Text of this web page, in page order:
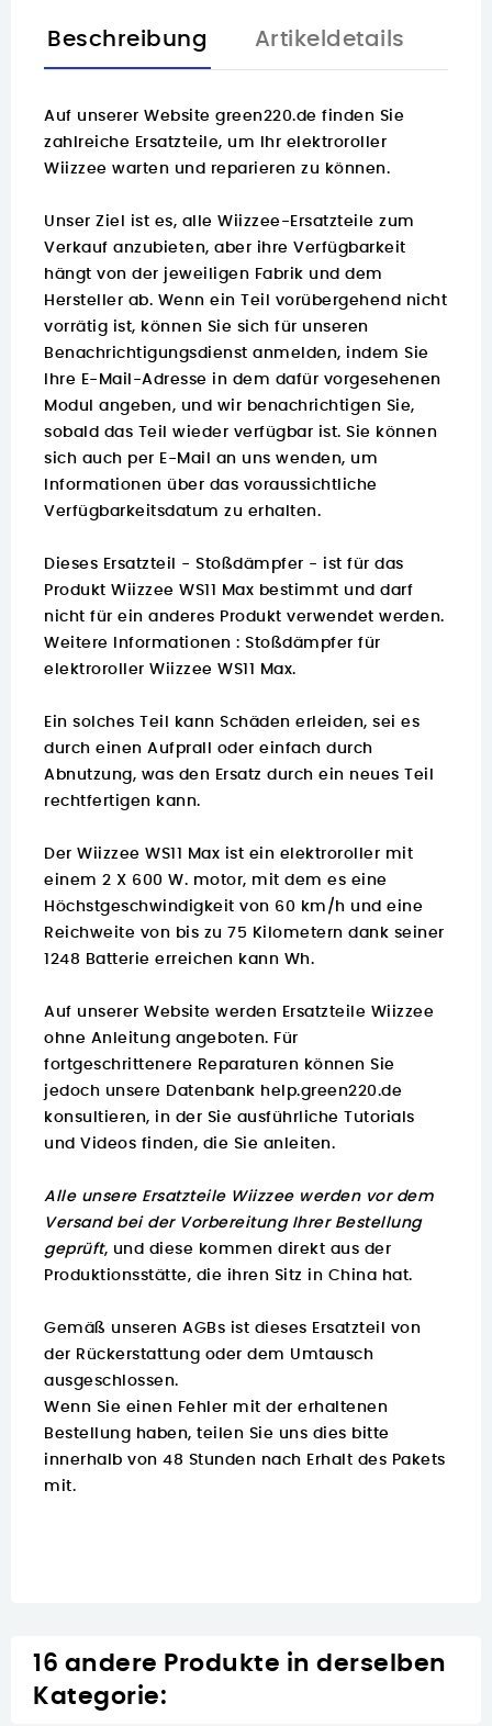
Beschreibung Artikeldetails
Auf unserer Website green220.de finden Sie
zahlreiche Ersatzteile, um Ihr elektroroller
Wiizzee warten und reparieren zu können.
Unser Ziel ist es, alle Wiizzee-Ersatzteile zum
Verkauf anzubieten, aber ihre Verfügbarkeit
hängt von der jeweiligen Fabrik und dem
Hersteller ab. Wenn ein Teil vorübergehend nicht
vorrätig ist, können Sie sich für unseren
Benachrichtigungsdienst anmelden, indem Sie
Ihre E-Mail-Adresse in dem dafür vorgesehenen
Modul angeben, und wir benachrichtigen Sie,
sobald das Teil wieder verfügbar ist. Sie können
sich auch per E-Mail an uns wenden, um
Informationen über das voraussichtliche
Verfügbarkeitsdatum zu erhalten.
Dieses Ersatzteil - Stoßdämpfer - ist für das
Produkt Wiizzee WS11 Max bestimmt und darf
nicht für ein anderes Produkt verwendet werden.
Weitere Informationen : Stoßdämpfer für
elektroroller Wiizzee WS11 Max.
Ein solches Teil kann Schäden erleiden, sei es
durch einen Aufprall oder einfach durch
Abnutzung, was den Ersatz durch ein neues Teil
rechtfertigen kann.
Der Wiizzee WS11 Max ist ein elektroroller mit
einem 2 X 600 W. motor, mit dem es eine
Höchstgeschwindigkeit von 60 km/h und eine
Reichweite von bis zu 75 Kilometern dank seiner
1248 Batterie erreichen kann Wh.
Auf unserer Website werden Ersatzteile Wiizzee
ohne Anleitung angeboten. Für
fortgeschrittenere Reparaturen können Sie
jedoch unsere Datenbank help.green220.de
konsultieren, in der Sie ausführliche Tutorials
und Videos finden, die Sie anleiten.
Alle unsere Ersatzteile Wiizzee werden vor dem
Versand bei der Vorbereitung Ihrer Bestellung
geprüft, und diese kommen direkt aus der
Produktionsstätte, die ihren Sitz in China hat.
Gemäß unseren AGBs ist dieses Ersatzteil von
der Rückerstattung oder dem Umtausch
ausgeschlossen.
Wenn Sie einen Fehler mit der erhaltenen
Bestellung haben, teilen Sie uns dies bitte
innerhalb von 48 Stunden nach Erhalt des Pakets
mit.
16 andere Produkte in derselben
Kategorie: